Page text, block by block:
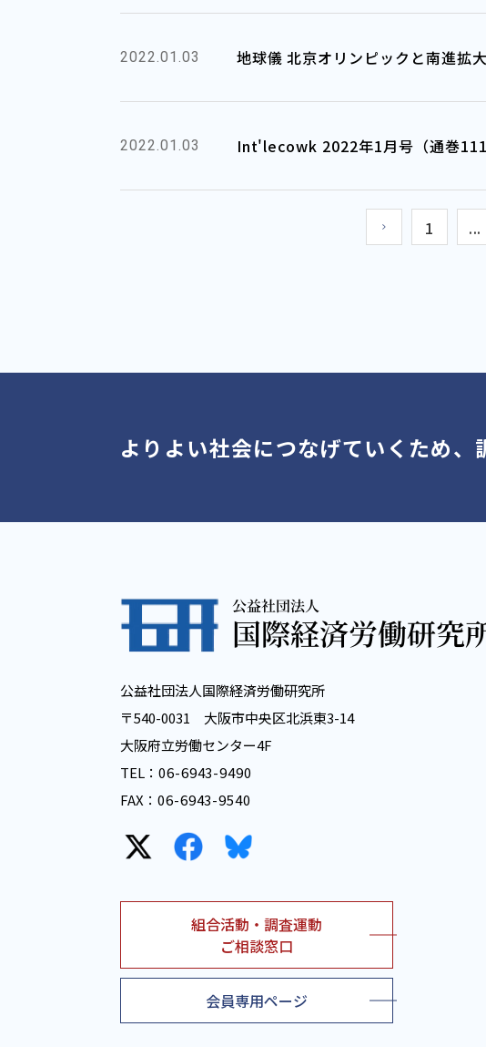
2022.01.03 地球儀 北京オリンピックと南進拡
2022.01.03 Int'lecowk 2022年1月号（通巻
1 ...
よりよい社会につなげていくため、
公益社団法人国際経済労働研究所
〒540-0031 大阪市中央区北浜東3-14
大阪府立労働センター4F
TEL： 06-6943-9490
FAX： 06-6943-9540
組合活動・調査運動
ご相談窓口
会員専用ページ